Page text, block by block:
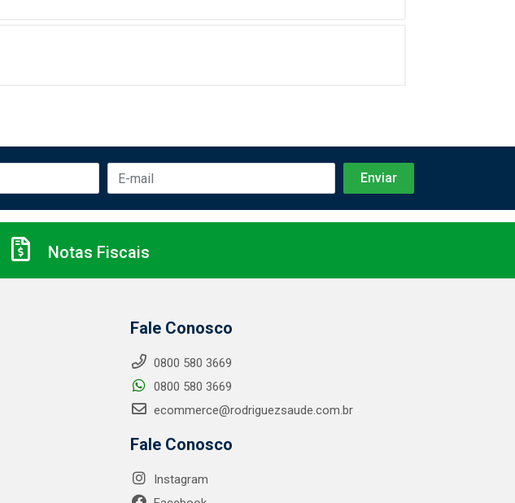
Notas Fiscais
Fale Conosco
0800 580 3669
0800 580 3669
ecommerce@rodriguezsaude.com.br
Fale Conosco
Instagram